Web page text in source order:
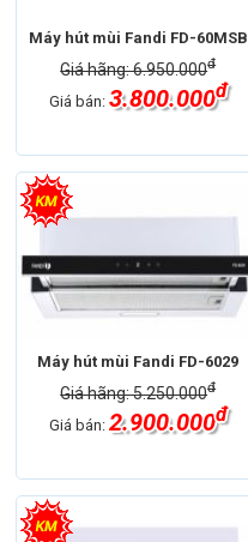
Máy hút mùi Fandi FD-60MSB
Giá hãng: 6.950.000đ
Giá bán: 3.800.000đ
Máy hút mùi Fandi FD-6029
Giá hãng: 5.250.000đ
Giá bán: 2.900.000đ